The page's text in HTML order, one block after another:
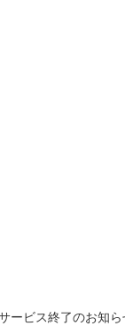
ービス終了のお知ら